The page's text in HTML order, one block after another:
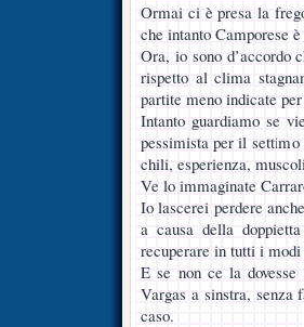
Ormai ci è presa la
che intanto Camporese
Ora, io sono d’accordo
rispetto al clima
partite meno indicate
Intanto guardiamo se
pessimista per il
chili, esperienza,
Ve lo immaginate
Io lascerei perdere
a causa della
recuperare in tutti i
E se non ce la
Vargas a sinstra, senza
caso.